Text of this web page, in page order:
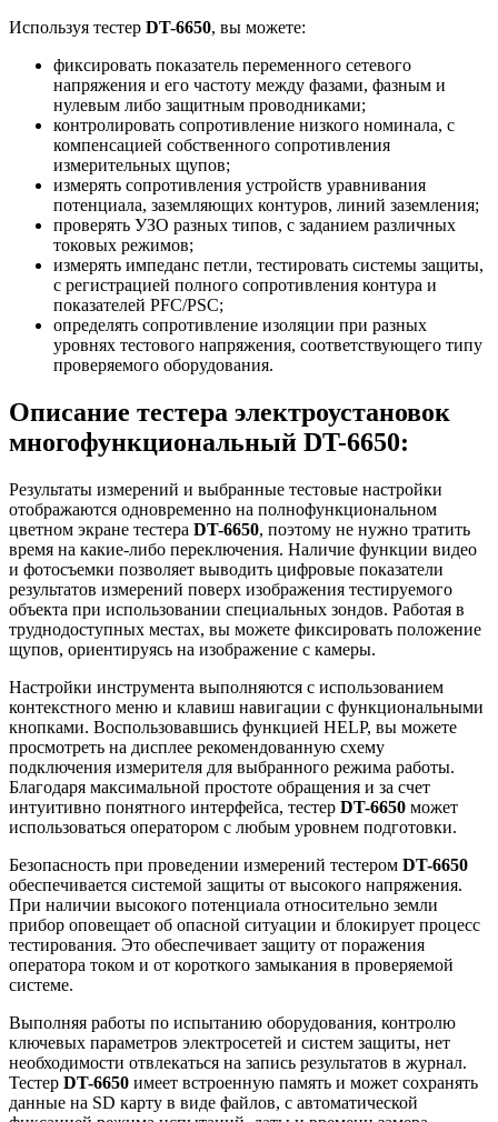
Используя тестер DT-6650, вы можете:
фиксировать показатель переменного сетевого
напряжения и его частоту между фазами, фазным и
нулевым либо защитным проводниками;
контролировать сопротивление низкого номинала, с
компенсацией собственного сопротивления
измерительных щупов;
измерять сопротивления устройств уравнивания
потенциала, заземляющих контуров, линий заземления;
проверять УЗО разных типов, с заданием различных
токовых режимов;
измерять импеданс петли, тестировать системы защиты,
с регистрацией полного сопротивления контура и
показателей PFC/PSC;
определять сопротивление изоляции при разных
уровнях тестового напряжения, соответствующего типу
проверяемого оборудования.
Описание тестера электроустановок
многофункциональный DT-6650:
Результаты измерений и выбранные тестовые настройки
отображаются одновременно на полнофункциональном
цветном экране тестера DT-6650, поэтому не нужно тратить
время на какие-либо переключения. Наличие функции видео
и фотосъемки позволяет выводить цифровые показатели
результатов измерений поверх изображения тестируемого
объекта при использовании специальных зондов. Работая в
труднодоступных местах, вы можете фиксировать положение
щупов, ориентируясь на изображение с камеры.
Настройки инструмента выполняются с использованием
контекстного меню и клавиш навигации с функциональными
кнопками. Воспользовавшись функцией HELP, вы можете
просмотреть на дисплее рекомендованную схему
подключения измерителя для выбранного режима работы.
Благодаря максимальной простоте обращения и за счет
интуитивно понятного интерфейса, тестер DT-6650 может
использоваться оператором с любым уровнем подготовки.
Безопасность при проведении измерений тестером DT-6650
обеспечивается системой защиты от высокого напряжения.
При наличии высокого потенциала относительно земли
прибор оповещает об опасной ситуации и блокирует процесс
тестирования. Это обеспечивает защиту от поражения
оператора током и от короткого замыкания в проверяемой
системе.
Выполняя работы по испытанию оборудования, контролю
ключевых параметров электросетей и систем защиты, нет
необходимости отвлекаться на запись результатов в журнал.
Тестер DT-6650 имеет встроенную память и может сохранять
данные на SD карту в виде файлов, с автоматической